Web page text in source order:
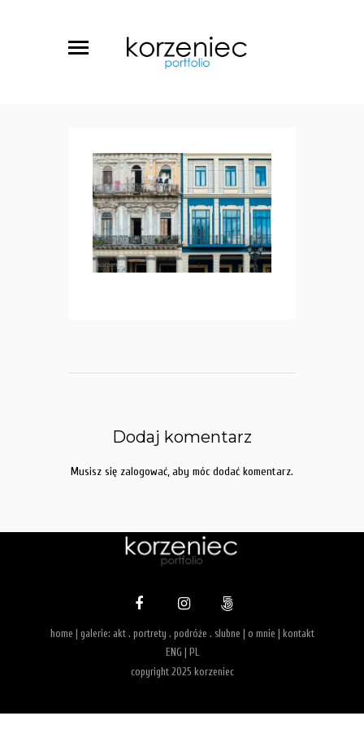
Dodaj komentarz
Musisz się zalogować, aby móc dodać komentarz.
home | galerie: akt. portrety . podróże . slubne o mnie
kontakt
ENG
PL
copyright 2025 korzeniec